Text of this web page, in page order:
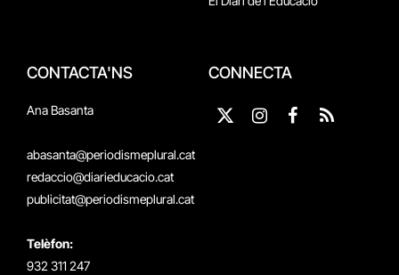
CONTACTA'NS
Ana Basanta
abasanta@periodismeplural.cat
redaccio@diarieducacio.cat
publicitat@periodismeplural.cat
Telèfon:
932 311 247
CONNECTA
X
InstagramFacebook
RSS